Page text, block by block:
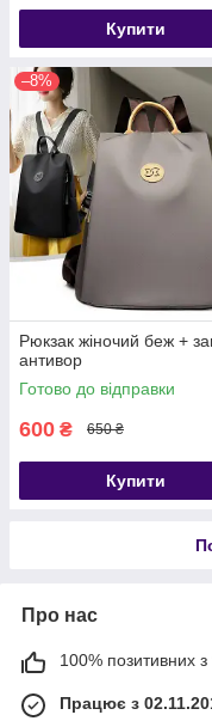
Купити
–8%
Рюкзак жіночий беж +
антивор
Готово до відправки
600 ₴ 650 ₴
Купити
Про нас
100% позитивних з
Працює з